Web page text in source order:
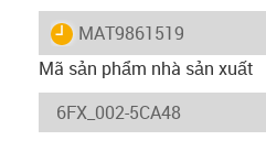
igus-icon-lieferzeit
MAT9861519
Mã sản phẩm nhà sản xuất